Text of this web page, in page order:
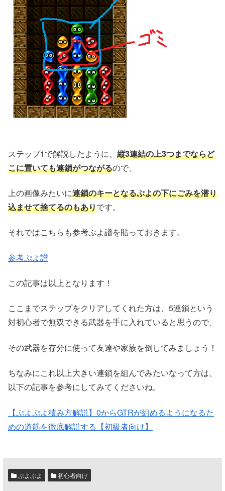
ステップ1で解説したように、 縦3連結の上3つまでならど
こに置いても連鎖がつながるので、
上の画像みたいに連鎖のキーとなるぷよの下にごみを潜り
込ませて捨てるのもありです。
それではこちらも参考ぷよ譜を貼っておきます。
参考ぷよ譜
この記事は以上となります！
ここまでステップをクリアしてくれた方は、5連鎖という
対初心者で無双できる武器を手に入れていると思うので、
その武器を存分に使って友達や家族を倒してみましょう！
ちなみにこれ以上大きい連鎖を組んでみたいなって方は、
以下の記事を参考にしてみてくださいね。
【ぷよぷよ積み方解説】0からGTRが組めるようになるた
めの道筋を徹底解説する【初級者向け】
ぷよぷよ 初心者向け